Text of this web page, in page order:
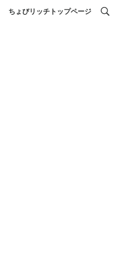
ちょびリッチトップページ